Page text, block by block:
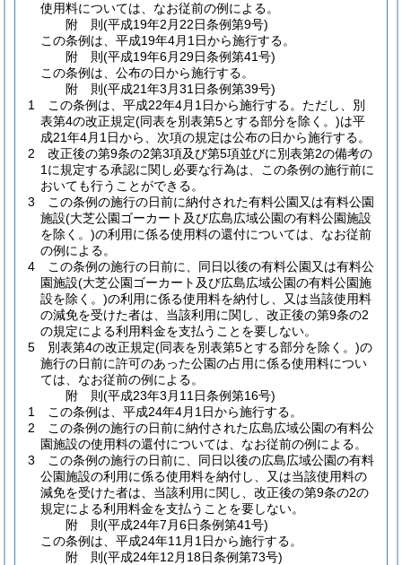
使用料については、なお従前の例による。
附 則(平成19年2月22日条例第9号)
この条例は、平成19年4月1日から施行する。
附 則(平成19年6月29日条例第41号)
この条例は、公布の日から施行する。
附 則(平成21年3月31日条例第39号)
1
この条例は、平成22年4月1日から施行する。 ただし、別
表第4の改正規定(同表を別表第5とする部分を除く。)は平
成21年4月1日から、次項の規定は公布の日から施行する。
2
改正後の第9条の2第3項及び第5項並びに別表第2の備考の
1に規定する承認に関し必要な行為は、この条例の施行前に
おいても行うことができる。
3
この条例の施行の日前に納付された有料公園又は有料公園
施設(大芝公園ゴーカート及び広島広域公園の有料公園施設
を除く。)の利用に係る使用料の還付については、なお従前
の例による。
4
この条例の施行の日前に、同日以後の有料公園又は有料公
園施設(大芝公園ゴーカート及び広島広域公園の有料公園施
設を除く。)の利用に係る使用料を納付し、又は当該使用料
の減免を受けた者は、当該利用に関し、改正後の第9条の2
の規定による利用料金を支払うことを要しない。
5
別表第4の改正規定(同表を別表第5とする部分を除く。)の
施行の日前に許可のあった公園の占用に係る使用料につい
ては、なお従前の例による。
附 則(平成23年3月11日条例第16号)
1
この条例は、平成24年4月1日から施行する。
2
この条例の施行の日前に納付された広島広域公園の有料公
園施設の使用料の還付については、なお従前の例による。
3
この条例の施行の日前に、同日以後の広島広域公園の有料
公園施設の利用に係る使用料を納付し、又は当該使用料の
減免を受けた者は、当該利用に関し、改正後の第9条の2の
規定による利用料金を支払うことを要しない。
附 則(平成24年7月6日条例第41号)
この条例は、平成24年11月1日から施行する。
附 則(平成24年12月18日条例第73号)